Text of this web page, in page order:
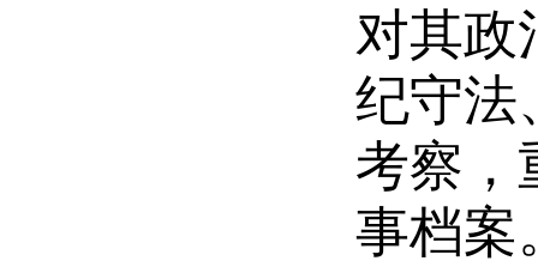
对其政
纪守法
考察，
事档案